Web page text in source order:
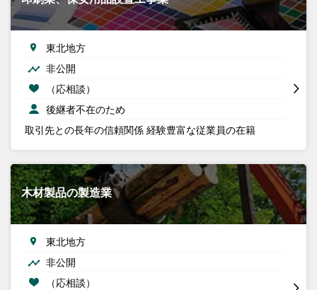
東北地方
非公開
（応相談）
後継者不在のため
取引先との長年の信頼関係 経験豊富な従業員の在籍
木材製品の製造業
東北地方
非公開
（応相談）